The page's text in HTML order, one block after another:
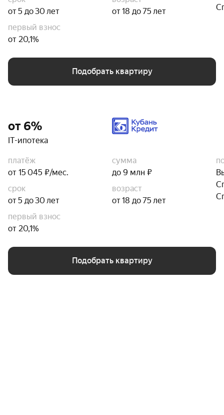
от 5 до 30 лет
от 18 до 75 лет
первый взнос
от 20,1%
Подобрать квартиру
от 6%
IT-ипотека
платёж
от 15 045 ₽/мес.
сумма
до 9 млн ₽
срок
от 5 до 30 лет
возраст
от 18 до 75 лет
первый взнос
от 20,1%
Подобрать квартиру